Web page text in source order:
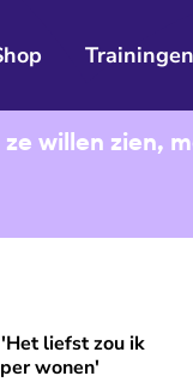
Trainingen
willen zien,
liefst zou ik
liefst zou ik
wonen'